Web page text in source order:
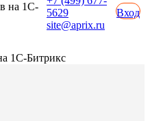
на 1С-
5629
site@aprix.ru
Вход
1С-Битрикс